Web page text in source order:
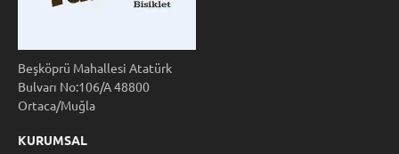
Beşköprü Mahallesi Atatürk
Bulvarı No:106/A 48800
Ortaca/Muğla
KURUMSAL